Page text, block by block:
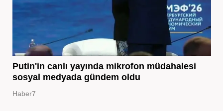
Putin'in canlı yayında mikrofon müdahalesi
sosyal medyada gündem oldu
Haber7